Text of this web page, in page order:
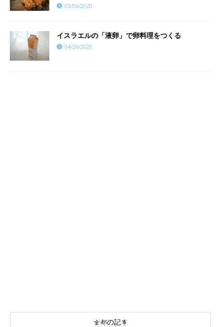
03/06/2020
イスラエルの「液卵」で卵料理をつくる
04/26/2020
京都の記事